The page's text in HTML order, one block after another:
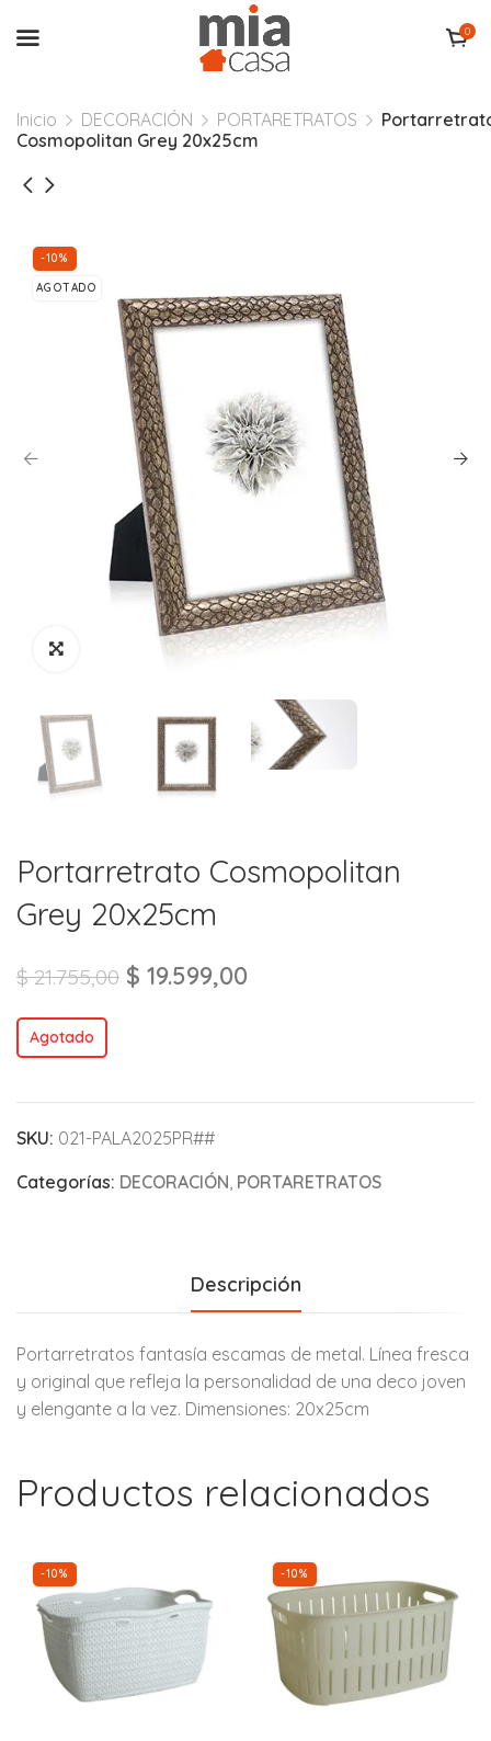
0
Inicio DECORACIÓN PORTARETRATOS
Cosmopolitan Grey 20x25cm
-10%
AGOTADO
Portarretrato Cosmopolitan
Grey 20x25cm
$21.755,00 $ 19.599,00
Agotado
SKU: 021-PALA2025PR##
Categorías: DECORACIÓN PORTARETRATOS
Descripción
Portarretratos fantasía escamas de metal. Línea fresca
y original que refleja la personalidad de una deco joven
y elengante a la vez. Dimensiones: 20x25cm
Productos relacionados
-10% -10%